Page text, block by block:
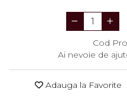
Cod
Ai nevoie de
Adauga la Favorite